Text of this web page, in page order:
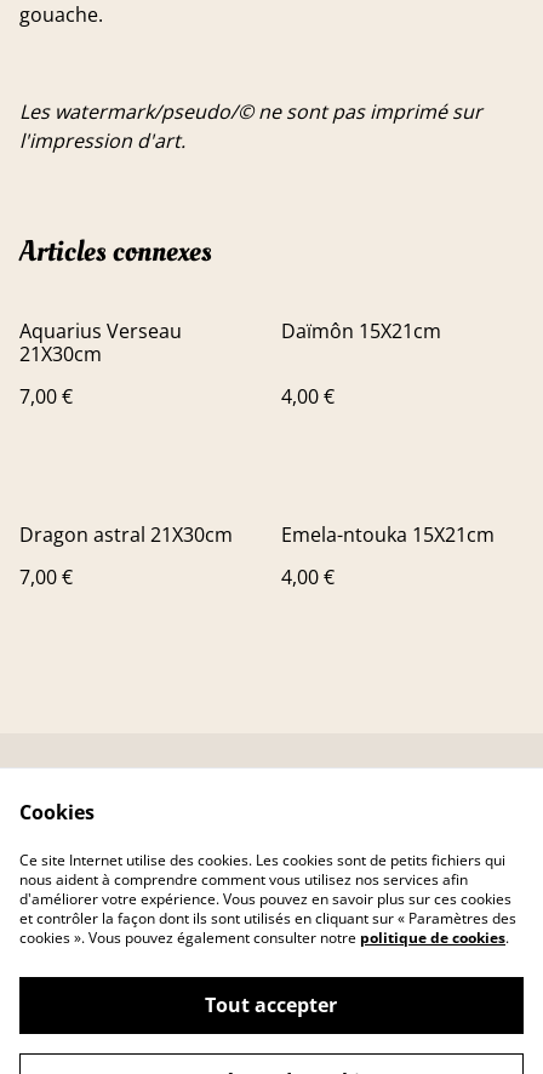
gouache.
Les watermark/pseudo/© ne sont pas imprimé sur
l'impression d'art.
Articles connexes
Aquarius Verseau
21X30cm
7,00 €
Daïmôn 15X21cm
4,00 €
Dragon astral 21X30cm
7,00 €
Emela-ntouka 15X21cm
4,00 €
confidentialité
Politique de cookies
©2026MAROZEN
Cookies
Ce site Internet utilise des cookies. Les cookies sont de petits fichiers qui
nous aident à comprendre comment vous utilisez nos services afin
d'améliorer votre expérience. Vous pouvez en savoir plus sur ces cookies
et contrôler la façon dont ils sont utilisés en cliquant sur « Paramètres des
cookies ». Vous pouvez également consulter notre politique de cookies.
Tout accepter